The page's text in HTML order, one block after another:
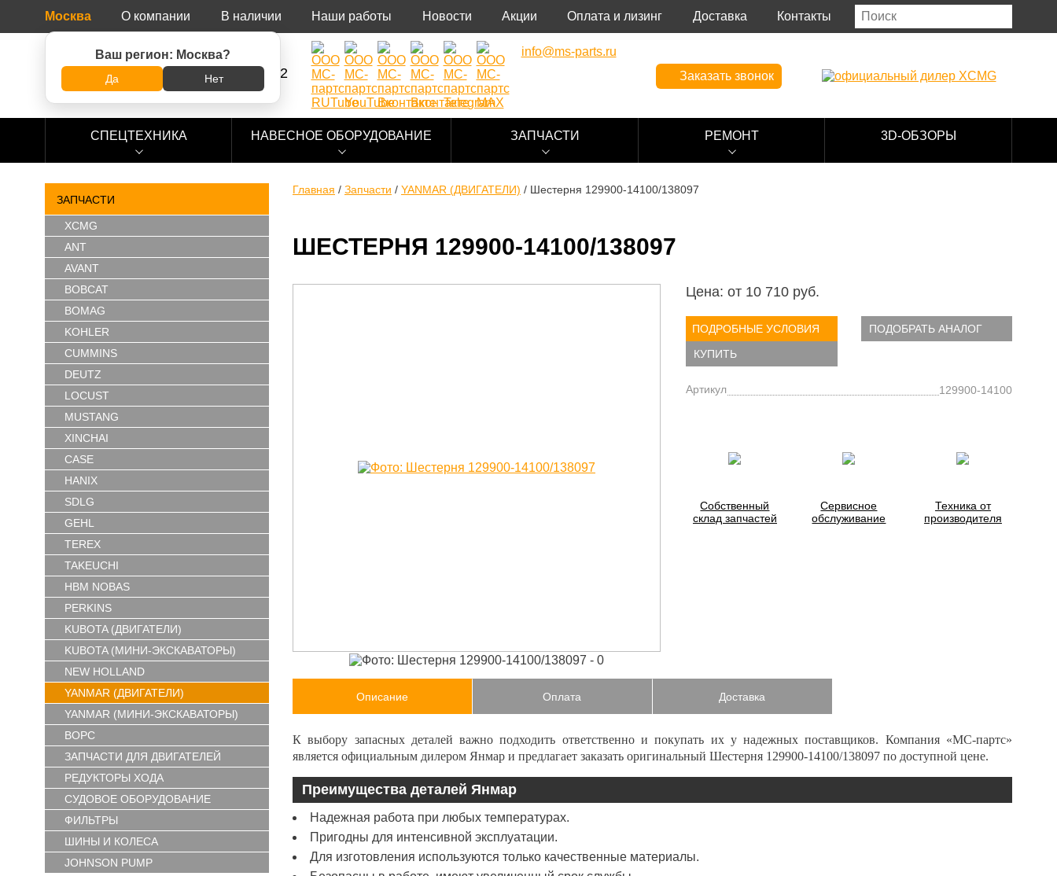
Москва
Ваш регион: Москва?
Да Нет
О компании В наличии Наши работы Новости Акции Оплата и лизинг Доставка Контакты
8 (800) 500-73-92
info@ms-parts.ru
Заказать звонок
СПЕЦТЕХНИКА НАВЕСНОЕ ОБОРУДОВАНИЕ ЗАПЧАСТИ РЕМОНТ 3D-ОБЗОРЫ
ЗАПЧАСТИ
XCMG
ANT
AVANT
BOBCAT
BOMAG
KOHLER
CUMMINS
DEUTZ
LOCUST
MUSTANG
XINCHAI
CASE
HANIX
SDLG
GEHL
TEREX
TAKEUCHI
HBM NOBAS
PERKINS
KUBOTA (ДВИГАТЕЛИ)
KUBOTA (МИНИ-ЭКСКАВАТОРЫ)
NEW HOLLAND
YANMAR (ДВИГАТЕЛИ)
YANMAR (МИНИ-ЭКСКАВАТОРЫ)
ВОРС
ЗАПЧАСТИ ДЛЯ ДВИГАТЕЛЕЙ
РЕДУКТОРЫ ХОДА
СУДОВОЕ ОБОРУДОВАНИЕ
ФИЛЬТРЫ
ШИНЫ И КОЛЕСА
JOHNSON PUMP
Главная / Запчасти / YANMAR (ДВИГАТЕЛИ) / Шестерня 129900-14100/138097
ШЕСТЕРНЯ 129900-14100/138097
Цена: от 10 710 руб.
ПОДРОБНЫЕ УСЛОВИЯ
ПОДОБРАТЬ АНАЛОГ
КУПИТЬ
Артикул 129900-14100
Собственный
склад запчастей
Сервисное
обслуживание
Техника от
производителя
Описание Оплата Доставка
К выбору запасных деталей важно подходить ответственно и покупать их у надежных поставщиков. Компания «МС-партс»
является официальным дилером Янмар и предлагает заказать оригинальный Шестерня 129900-14100/138097 по доступной цене.
Преимущества деталей Янмар
Надежная работа при любых температурах.
Пригодны для интенсивной эксплуатации.
Для изготовления используются только качественные материалы.